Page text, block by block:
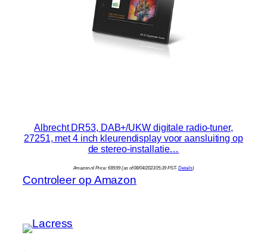
Albrecht DR53, DAB+/UKW digitale radio-tuner,
27251, met 4 inch kleurendisplay voor aansluiting op
de stereo-installatie…
Amazon.nl Price: €89.99(as of 08/04/2023 05:39 PST-Details)
Controleer op Amazon